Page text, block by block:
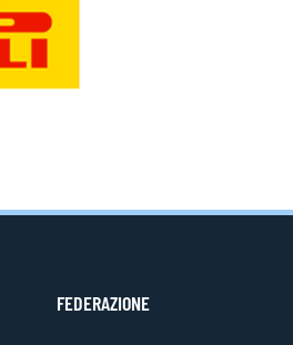
FEDERAZIONE